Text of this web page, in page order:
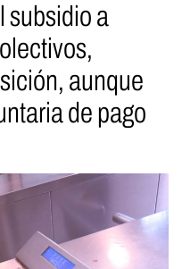
subsidio a
aunque
de pago